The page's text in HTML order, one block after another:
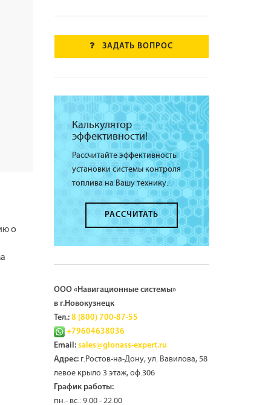
о
ЗАДАТЬ ВОПРОС
Калькулятор
эффективности!
Рассчитайте эффективность
установки системы контроля
топлива на Вашу технику.
РАССЧИТАТЬ
ООО «Навигационные системы»
в г.Новокузнецк
Тел.: 8 (800) 700-87-55
+79604638036
Email: sales@glonass-expert.ru
Адрес:г.Ростов-на-Дону, ул. Вавилова, 58
левое крыло 3 этаж, оф.306
График работы:
пн.- вс.: 9.00 - 22.00